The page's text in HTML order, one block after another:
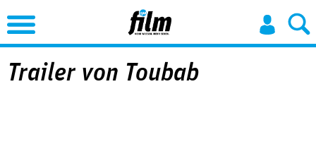
Jump to Navigation
Trailer von Toubab